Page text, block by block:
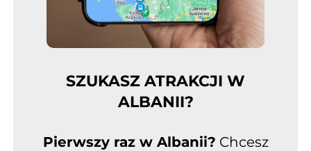
SZUKASZ ATRAKCJI W
ALBANII?
Pierwszy raz w Albanii? Chcesz